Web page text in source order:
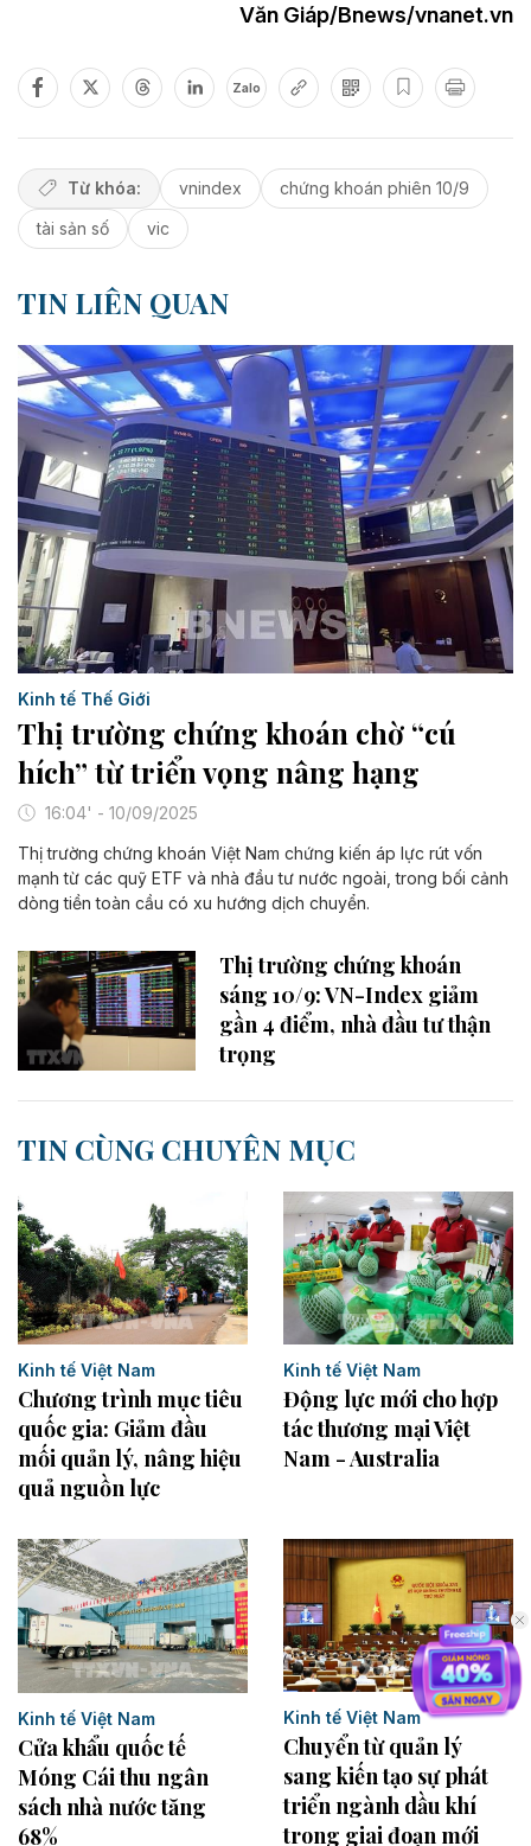
Văn Giáp/Bnews/vnanet.vn
Zalo
Từ khóa: vnindex
chứng khoán phiên 10/9
tài sản số
vic
TIN LIÊN QUAN
Kinh tế Thế Giới
Thị trường chứng khoán chờ “cú
hích” từ triển vọng nâng hạng
16:04' - 10/09/2025
Thị trường chứng khoán Việt Nam chứng kiến áp lực rút vốn
mạnh từ các quỹ ETF và nhà đầu tư nước ngoài, trong bối cảnh
dòng tiền toàn cầu có xu hướng dịch chuyển.
Thị trường chứng khoán
sáng 10/9: VN-Index giảm
gần 4 điểm, nhà đầu tư thận
trọng
TIN CÙNG CHUYÊN MỤC
Kinh tế Việt Nam
Chương trình mục tiêu
quốc gia: Giảm đầu
mối quản lý, nâng hiệu
quả nguồn lực
Kinh tế Việt Nam
Động lực mới cho hợp
tác thương mại Việt
Nam - Australia
Kinh tế Việt Nam
Cửa khẩu quốc tế
Móng Cái thu ngân
sách nhà nước tăng
68%
Kinh tế Việt Nam
Chuyển từ quản lý
sang kiến tạo sự phát
triển ngành dầu khí
trong giai đoạn mới